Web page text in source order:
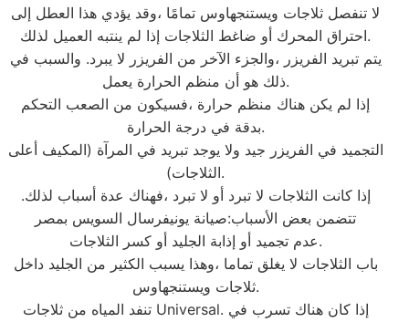
لا تنفصل ثلاجات ويستنجهاوس تمامًا ،وقد يؤدي هذا العطل إلى
احتراق المحرك أو ضاغط الثلاجات إذا لم ينتبه العميل لذلك.
يتم تبريد الفريزر ،والجزء الآخر من الفريزر لا يبرد. والسبب في
ذلك هو أن منظم الحرارة يعمل.
إذا لم يكن هناك منظم حرارة ،فسيكون من الصعب التحكم
بدقة في درجة الحرارة.
التجميد في الفريزر جيد ولا يوجد تبريد في المرآة (المكيف أعلى
الثلاجات).
إذا كانت الثلاجات لا تبرد أو لا تبرد ،فهناك عدة أسباب لذلك.
تتضمن بعض الأسباب:صيانة يونيفرسال السويس بمصر
عدم تجميد أو إذابة الجليد أو كسر الثلاجات.
باب الثلاجات لا يغلق تماما ،وهذا يسبب الكثير من الجليد داخل
ثلاجات ويستنجهاوس.
تنفد المياه من ثلاجات Universal. إذا كان هناك تسرب في